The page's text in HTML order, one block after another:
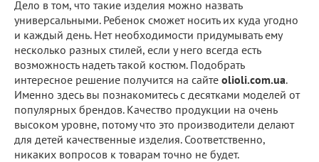
Дело в том, что такие изделия можно назвать
универсальными. Ребенок сможет носить их куда угодно
и каждый день. Нет необходимости придумывать ему
несколько разных стилей, если у него всегда есть
возможность надеть такой костюм. Подобрать
интересное решение получится на сайте olioli.com.ua.
Именно здесь вы познакомитесь с десятками моделей от
популярных брендов. Качество продукции на очень
высоком уровне, потому что это производители делают
для детей качественные изделия. Соответственно,
никаких вопросов к товарам точно не будет.